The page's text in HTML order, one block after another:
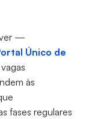
—
Único de
às
fases regulares